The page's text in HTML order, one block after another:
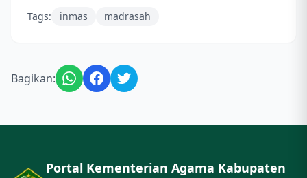
Tags: inmas madrasah
Bagikan:
Portal Kementerian Agama Kabupaten